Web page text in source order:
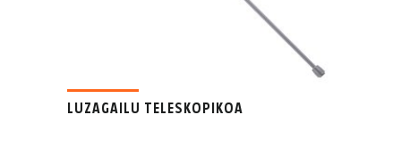
LUZAGAILU TELESKOPIKOA